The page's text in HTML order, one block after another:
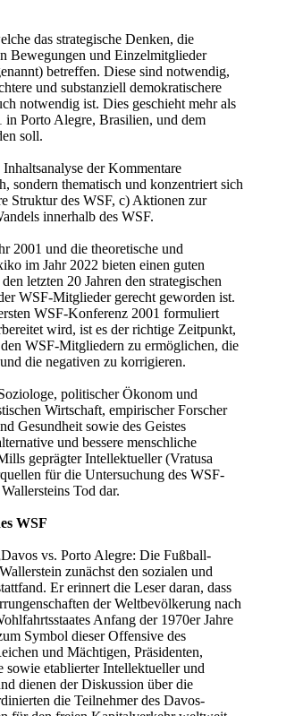
das strategische Denken, die
Bewegungen und Einzelmitglieder
betreffen. Diese sind notwendig,
und substanziell demokratischere
notwendig ist. Dies geschieht mehr als
in Porto Alegre, Brasilien, und dem
soll.
der Kommentare
sondern thematisch und konzentriert sich
Struktur des WSF, c) Aktionen zur
innerhalb des WSF.
2001 und die theoretische und
im Jahr 2022 bieten einen guten
letzten 20 Jahren den strategischen
WSF-Mitglieder gerecht geworden ist.
WSF-Konferenz 2001 formuliert
wird, ist es der richtige Zeitpunkt,
WSF-Mitgliedern zu ermöglichen, die
die negativen zu korrigieren.
politischer Ökonom und
Wirtschaft, empirischer Forscher
Gesundheit sowie des Geistes
und bessere menschliche
geprägter Intellektueller (Vratusa
für die Untersuchung des WSF-
Tod dar.
WSF
vs. Porto Alegre: Die Fußball-
zunächst den sozialen und
Er erinnert die Leser daran, dass
der Weltbevölkerung nach
Anfang der 1970er Jahre
Symbol dieser Offensive des
und Mächtigen, Präsidenten,
sowie etablierter Intellektueller und
dienen der Diskussion über die
die Teilnehmer des Davos-